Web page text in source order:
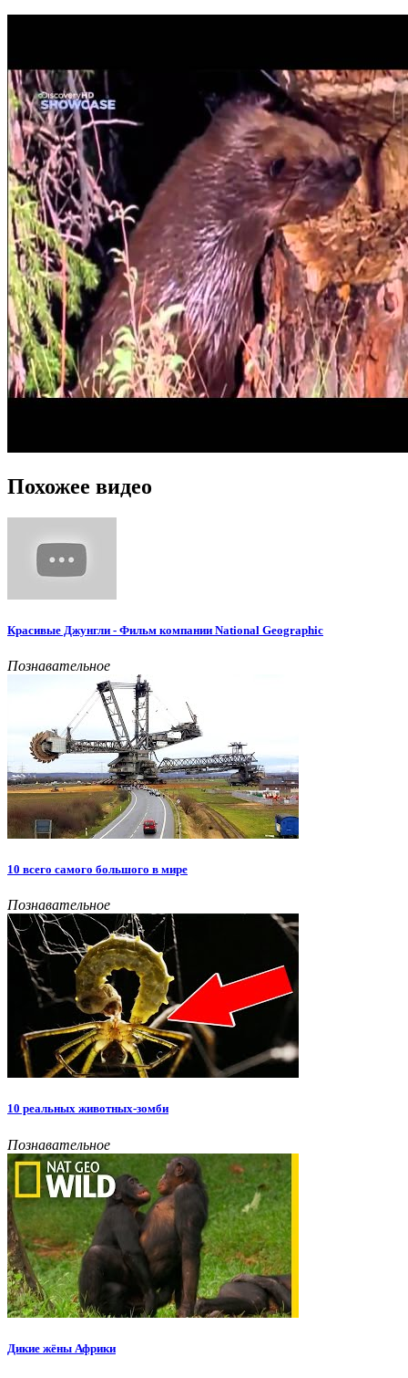
Похожее видео
Красивые Джунгли - Фильм компании National Geographic
Познавательное
10 всего самого большого в мире
Познавательное
10 реальных животных-зомби
Познавательное
Дикие жёны Африки